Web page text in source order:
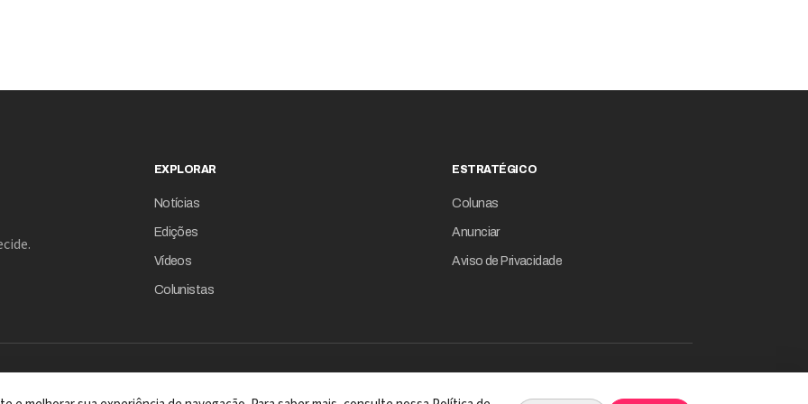
EXPLORAR
Notícias
Edições
Vídeos
Colunistas
ESTRATÉGICO
Colunas
Anunciar
Aviso de Privacidade